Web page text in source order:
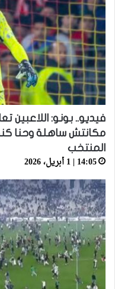
فيديو.. بونو: اللاعبين
مكانتش ساهلة وحنا
المنتخب
14:05 | 1 أبريل، 2026